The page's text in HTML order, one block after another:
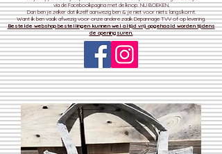
via de Facebookpagina met de knop: NU BOEKEN.
Dan ben je zeker dat ikzelf aanwezig ben & je niet voor niets langskomt.
Want ik ben vaak afwezig voor onze andere zaakDepannage TVV of op levering.
Bestelde webshop bestellingen kunnen wel altijd vrij opgehaald worden tijdens
de openingsuren.